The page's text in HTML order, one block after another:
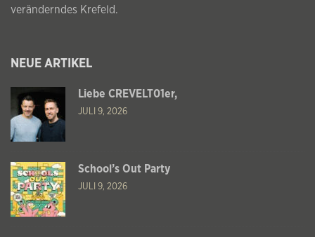
veränderndes Krefeld.
NEUE ARTIKEL
Liebe CREVELT01er,
JULI 9, 2026
School’s Out Party
JULI 9, 2026